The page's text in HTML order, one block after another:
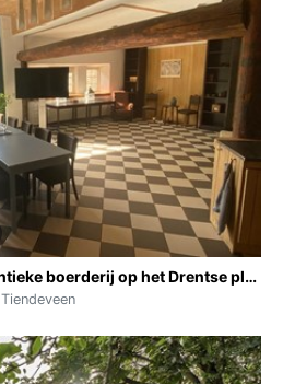
Vergaderen in een authentieke boerderij op het Drentse platteland
Tiendeveen